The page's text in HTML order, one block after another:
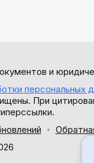
и
персональных
При